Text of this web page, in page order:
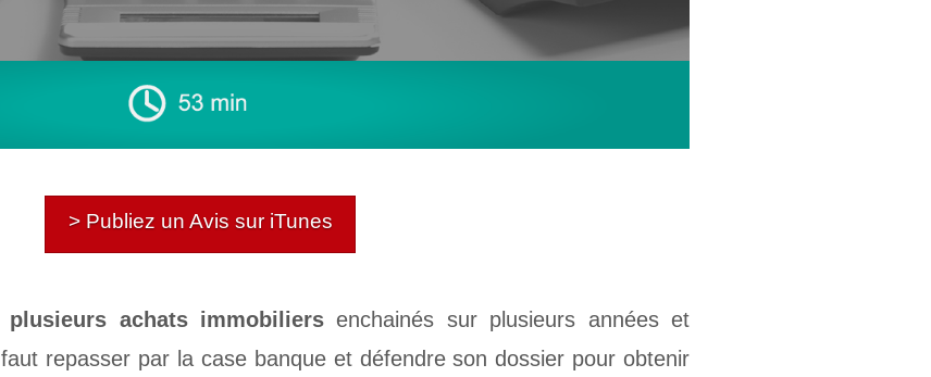
> Publiez un Avis sur iTunes
plusieurs achats immobiliersenchainés sur plusieurs années et
repasser par la case banque et défendre son dossier pour obtenir